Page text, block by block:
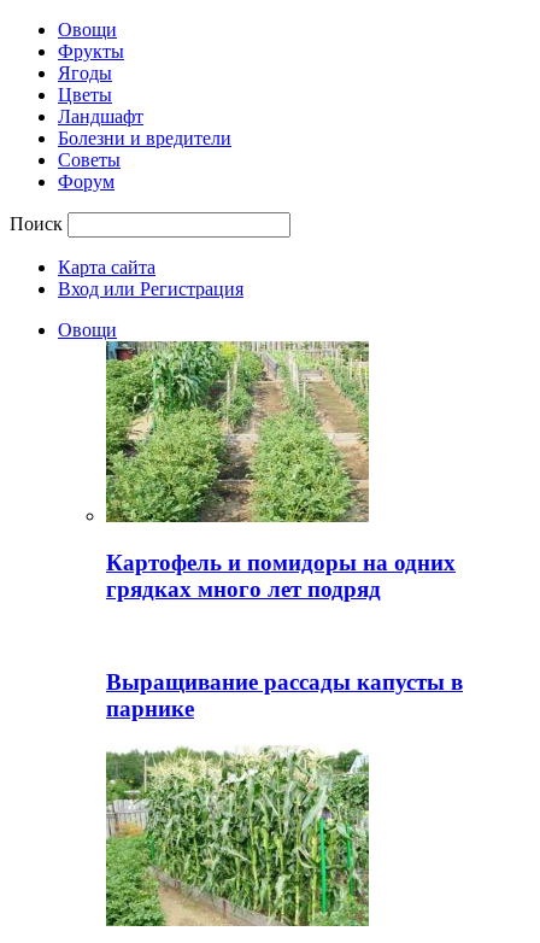
Овощи
Фрукты
Ягоды
Цветы
Ландшафт
Болезни и вредители
Советы
Форум
Поиск
Карта сайта
Вход или Регистрация
Овощи
Картофель и помидоры на одних
грядках много лет подряд
Выращивание рассады капусты в
парнике